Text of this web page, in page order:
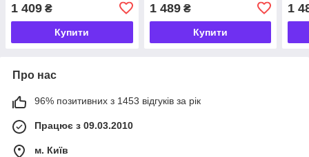
1 409 ₴
Купити
1 489₴
Купити
1
Про нас
96% позитивних з 1453 відгуків за рік
Працює з 09.03.2010
м. Київ